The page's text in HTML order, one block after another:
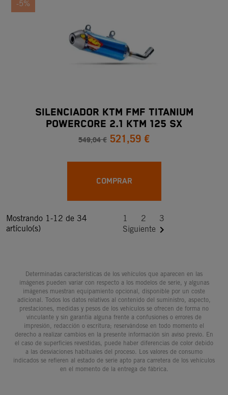
-5%
SILENCIADOR KTM FMF TITANIUM
POWERCORE 2.1 KTM 125 SX
549,04 € 521,59 €
COMPRAR
Mostrando 1-12 de 34
artículo(s)
1 2
3
Siguiente 
Determinadas características de los vehículos que aparecen en las
imágenes pueden variar con respecto a los modelos de serie, y algunas
imágenes muestran equipamiento opcional, disponible por un coste
adicional. Todos los datos relativos al contenido del suministro, aspecto,
prestaciones, medidas y pesos de los vehículos se ofrecen de forma no
vinculante y sin garantía alguna frente a confusiones o errores de
impresión, redacción o escritura; reservándose en todo momento el
derecho a realizar cambios en la presente información sin aviso previo. En
el caso de superficies revestidas, puede haber diferencias de color debido
a las desviaciones habituales del proceso. Los valores de consumo
indicados se refieren al estado de serie apto para carretera de los vehículos
en el momento de la entrega de fábrica.